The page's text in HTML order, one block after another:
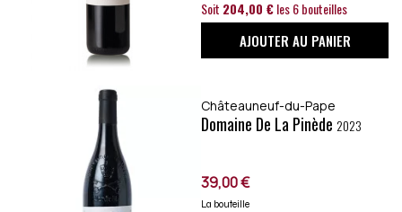
Soit 204,00 €les 6 bouteilles
AJOUTER AU PANIER
Châteauneuf-du-Pape
Domaine De La Pinède 2023
39,00 €
La bouteille